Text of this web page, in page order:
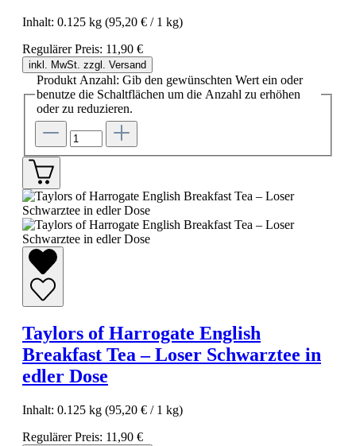
Inhalt: 0.125 kg (95,20 € / 1 kg)
Regulärer Preis: 11,90 €
inkl. MwSt. zzgl. Versand
Produkt Anzahl: Gib den gewünschten Wert ein oder
benutze die Schaltflächen um die Anzahl zu erhöhen
oder zu reduzieren.
Taylors of Harrogate English
Breakfast Tea – Loser Schwarztee in
edler Dose
Inhalt: 0.125 kg (95,20 € / 1 kg)
Regulärer Preis: 11,90 €